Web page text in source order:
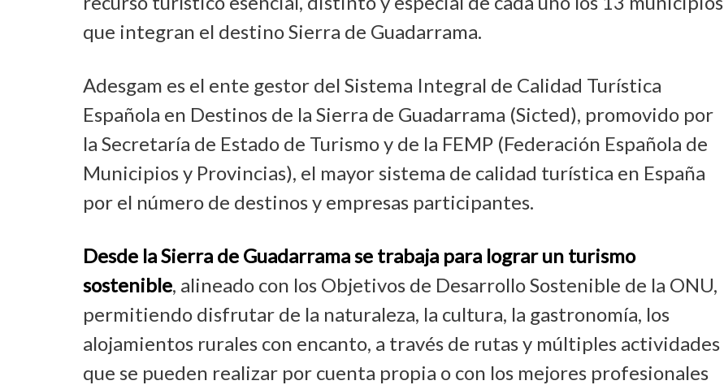
que integran el destino Sierra de Guadarrama.
Adesgam es el ente gestor del Sistema Integral de Calidad Turística
Española en Destinos de la Sierra de Guadarrama (Sicted), promovido por
la Secretaría de Estado de Turismo y de la FEMP (Federación Española de
Municipios y Provincias), el mayor sistema de calidad turística en España
por el número de destinos y empresas participantes.
Desde la Sierra de Guadarrama se trabaja para lograr un turismo
sostenible, alineado con los Objetivos de Desarrollo Sostenible de la ONU,
permitiendo disfrutar de la naturaleza, la cultura, la gastronomía, los
alojamientos rurales con encanto, a través de rutas y múltiples actividades
que se pueden realizar por cuenta propia o con los mejores profesionales